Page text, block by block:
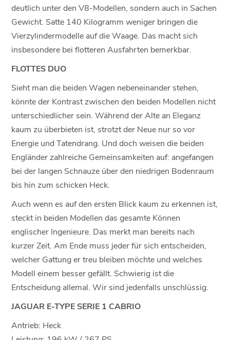
deutlich unter den V8-Modellen, sondern auch in Sachen
Gewicht. Satte 140 Kilogramm weniger bringen die
Vierzylindermodelle auf die Waage. Das macht sich
insbesondere bei flotteren Ausfahrten bemerkbar.
FLOTTES DUO
Sieht man die beiden Wagen nebeneinander stehen,
könnte der Kontrast zwischen den beiden Modellen nicht
unterschiedlicher sein. Während der Alte an Eleganz
kaum zu überbieten ist, strotzt der Neue nur so vor
Energie und Tatendrang. Und doch weisen die beiden
Engländer zahlreiche Gemeinsamkeiten auf: angefangen
bei der langen Schnauze über den niedrigen Bodenraum
bis hin zum schicken Heck.
Auch wenn es auf den ersten Blick kaum zu erkennen ist,
steckt in beiden Modellen das gesamte Können
englischer Ingenieure. Das merkt man bereits nach
kurzer Zeit. Am Ende muss jeder für sich entscheiden,
welcher Gattung er treu bleiben möchte und welches
Modell einem besser gefällt. Schwierig ist die
Entscheidung allemal. Wir sind jedenfalls unschlüssig.
JAGUAR E-TYPE SERIE 1 CABRIO
Antrieb: Heck